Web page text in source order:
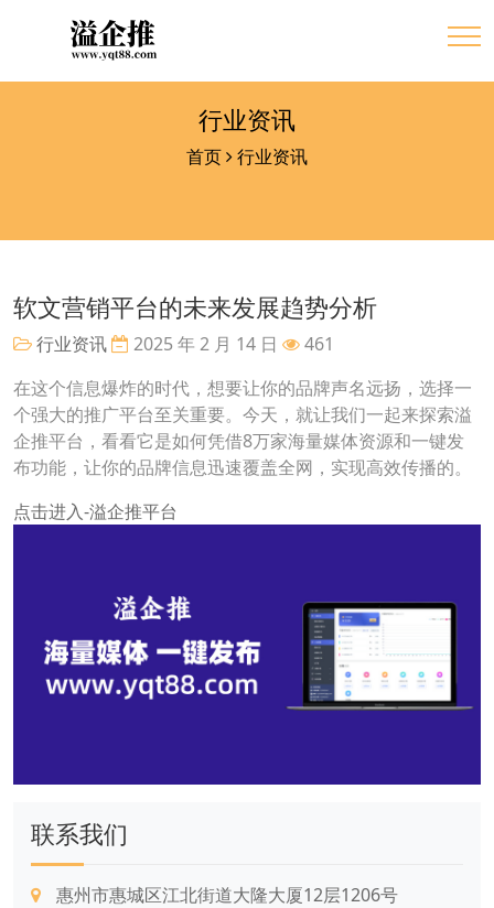
行业资讯
首页 行业资讯
软文营销平台的未来发展趋势分析
行业资讯 2025 年 2 月 14 日
461
在这个信息爆炸的时代，想要让你的品牌声名远扬，选择一
个强大的推广平台至关重要。今天，就让我们一起来探索溢
企推平台，看看它是如何凭借8万家海量媒体资源和一键发
布功能，让你的品牌信息迅速覆盖全网，实现高效传播的。
点击进入-溢企推平台
联系我们
惠州市惠城区江北街道大隆大厦12层1206号